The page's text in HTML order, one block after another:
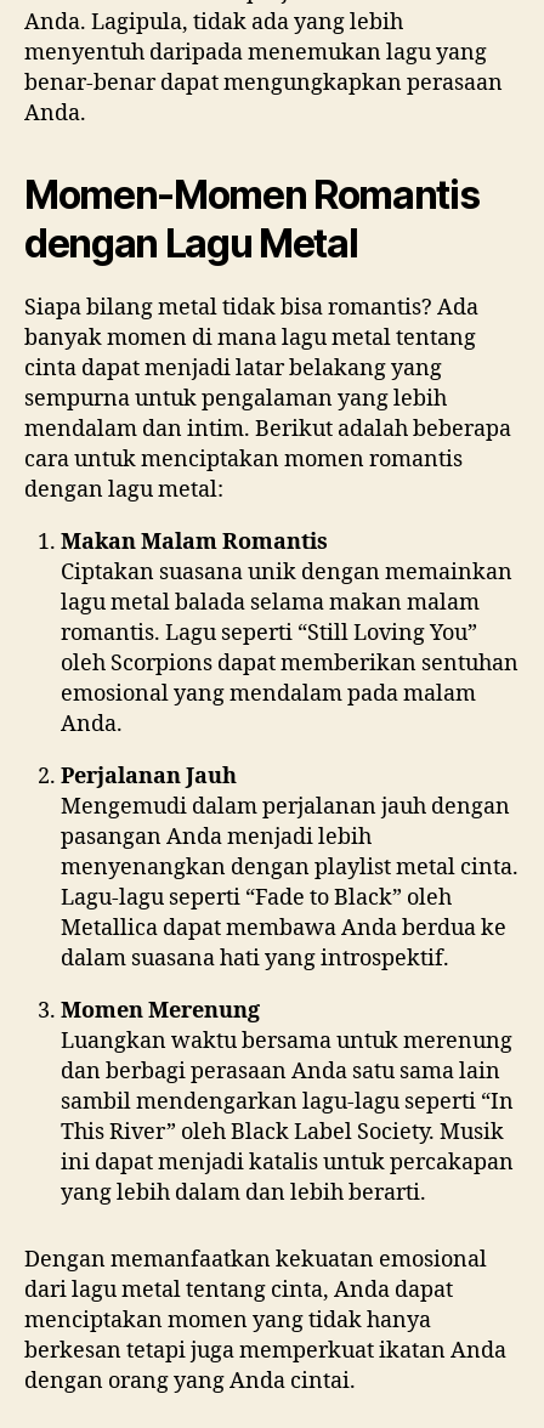
Anda. Lagipula, tidak ada yang lebih
menyentuh daripada menemukan lagu yang
benar-benar dapat mengungkapkan perasaan
Anda.
Momen-Momen Romantis
dengan Lagu Metal
Siapa bilang metal tidak bisa romantis? Ada
banyak momen di mana lagu metal tentang
cinta dapat menjadi latar belakang yang
sempurna untuk pengalaman yang lebih
mendalam dan intim. Berikut adalah beberapa
cara untuk menciptakan momen romantis
dengan lagu metal:
Makan Malam Romantis
Ciptakan suasana unik dengan memainkan
lagu metal balada selama makan malam
romantis. Lagu seperti “Still Loving You”
oleh Scorpions dapat memberikan sentuhan
emosional yang mendalam pada malam
Anda.
Perjalanan Jauh
Mengemudi dalam perjalanan jauh dengan
pasangan Anda menjadi lebih
menyenangkan dengan playlist metal cinta.
Lagu-lagu seperti “Fade to Black” oleh
Metallica dapat membawa Anda berdua ke
dalam suasana hati yang introspektif.
Momen Merenung
Luangkan waktu bersama untuk merenung
dan berbagi perasaan Anda satu sama lain
sambil mendengarkan lagu-lagu seperti “In
This River” oleh Black Label Society. Musik
ini dapat menjadi katalis untuk percakapan
yang lebih dalam dan lebih berarti.
Dengan memanfaatkan kekuatan emosional
dari lagu metal tentang cinta, Anda dapat
menciptakan momen yang tidak hanya
berkesan tetapi juga memperkuat ikatan Anda
dengan orang yang Anda cintai.